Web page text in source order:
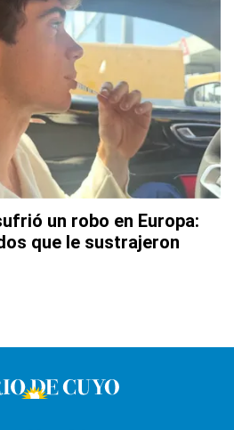
un robo en Europa:
que le sustrajeron